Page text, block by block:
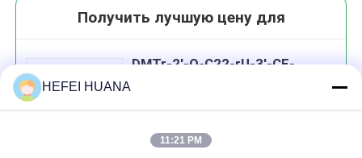
Получить лучшую цену для
DMTr-2'-O-C22-rU-3'-CE-
HEFEI HUANA
11:21 PM